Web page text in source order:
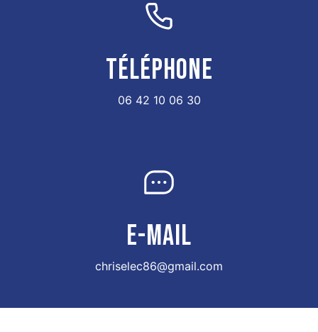
TÉLÉPHONE
06 42 10 06 30
E-MAIL
chriselec86@gmail.com